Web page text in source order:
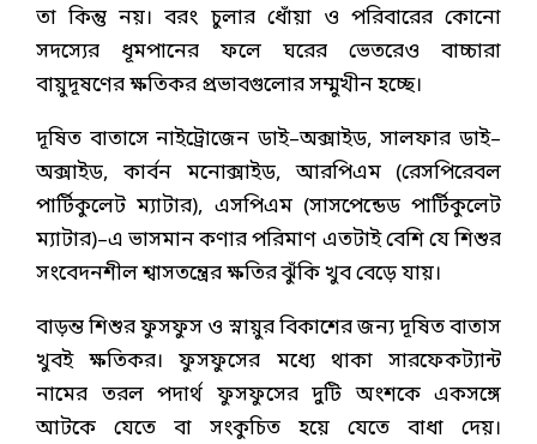
তা কিন্তু নয়। বরং চুলার ধোঁয়া ও পরিবারের কোনো
সদস্যের ধূমপানের ফলে ঘরের ভেতরেও বাচ্চারা
বায়ুদূষণের ক্ষতিকর প্রভাবগুলোর সম্মুখীন হচ্ছে।
দূষিত বাতাসে নাইট্রোজেন ডাই–অক্সাইড, সালফার ডাই–
অক্সাইড, কার্বন মনোক্সাইড, আরপিএম (রেসপিরেবল
পার্টিকুলেট ম্যাটার), এসপিএম (সাসপেন্ডেড পার্টিকুলেট
ম্যাটার)–এ ভাসমান কণার পরিমাণ এতটাই বেশি যে শিশুর
সংবেদনশীল শ্বাসতন্ত্রের ক্ষতির ঝুঁকি খুব বেড়ে যায়।
বাড়ন্ত শিশুর ফুসফুস ও স্নায়ুর বিকাশের জন্য দূষিত বাতাস
খুবই ক্ষতিকর। ফুসফুসের মধ্যে থাকা সারফেকট্যান্ট
নামের তরল পদার্থ ফুসফুসের দুটি অংশকে একসঙ্গে
আটকে যেতে বা সংকুচিত হয়ে যেতে বাধা দেয়।